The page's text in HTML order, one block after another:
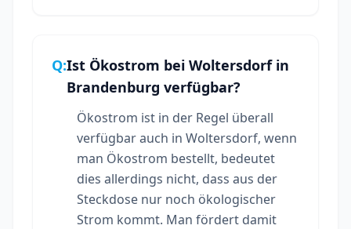
Q:Ist Ökostrom bei Woltersdorf in
Brandenburg verfügbar?
Ökostrom ist in der Regel überall
verfügbar auch in Woltersdorf, wenn
man Ökostrom bestellt, bedeutet
dies allerdings nicht, dass aus der
Steckdose nur noch ökologischer
Strom kommt. Man fördert damit